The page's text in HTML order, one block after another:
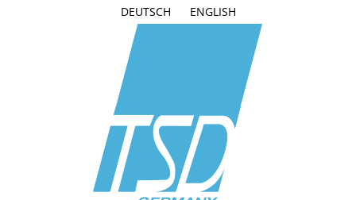
DEUTSCH ENGLISH